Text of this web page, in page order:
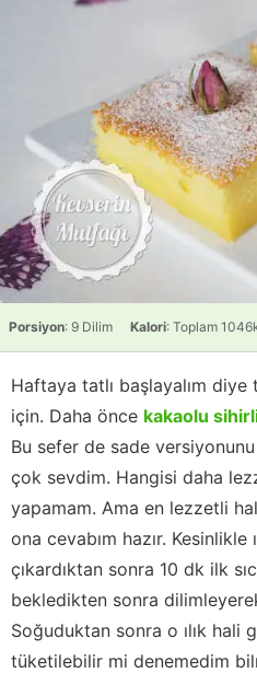
Porsiyon: 9 Dilim Kalori: Toplam
Haftaya tatlı başlayalım
için. Daha önce kakaolu
Bu sefer de sade
çok sevdim. Hangisi daha
yapamam. Ama en lezzetli
ona cevabım hazır. Kesinlikle
çıkardıktan sonra 10 dk ilk
bekledikten sonra
Soğuduktan sonra o ılık hali
tüketilebilir mi denemedim